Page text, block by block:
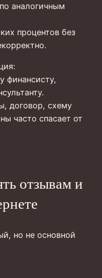
аналогичным
процентов без
финансисту,
договор, схему
часто спасает от
отзывам и
но не основной